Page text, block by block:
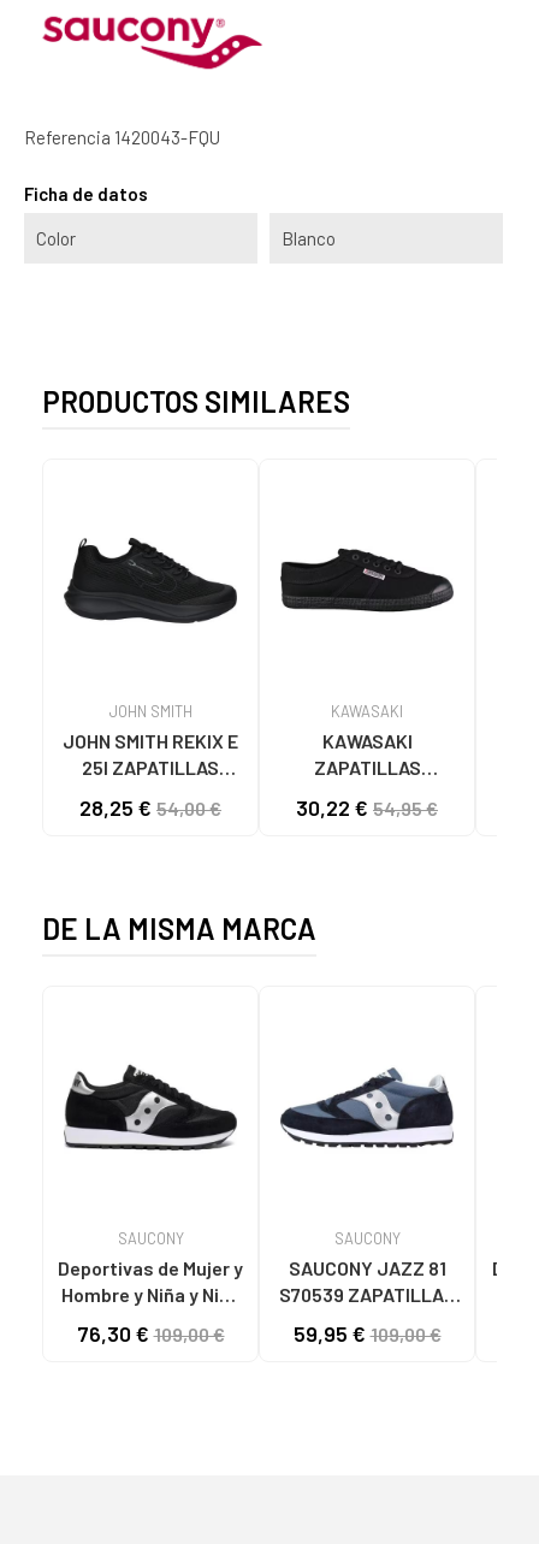
Referencia 1420043-FQU
Ficha de datos
Color Blanco
PRODUCTOS SIMILARES
JOHN SMITH
JOHN SMITH REKIX E
25I ZAPATILLAS
NEGRO NEGRO
28,25 € 54,00 €
KAWASAKI
KAWASAKI
ZAPATILLAS
CANVAS K192495
30,22 € 54,95 €
DE LA MISMA MARCA
SAUCONY
Deportivas de Mujer y
Hombre y Niña y Niño
S70539-2 NEGRO-
76,30 €109,00 €
SAUCONY
SAUCONY JAZZ 81
S70539 ZAPATILLAS
MARINO Y PLATA
59,95 €109,00 €